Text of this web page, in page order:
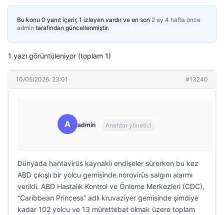
Bu konu 0 yanıt içerir, 1 izleyen vardır ve en son 2 ay 4 hafta önce
admin tarafından güncellenmiştir.
1 yazı görüntüleniyor (toplam 1)
10/05/2026: 23:01 #13240
A admin Anahtar yönetici
Dünyada hantavirüs kaynaklı endişeler sürerken bu kez
ABD çıkışlı bir yolcu gemisinde norovirüs salgını alarmı
verildi. ABD Hastalık Kontrol ve Önleme Merkezleri (CDC),
“Caribbean Princess” adlı kruvaziyer gemisinde şimdiye
kadar 102 yolcu ve 13 mürettebat olmak üzere toplam